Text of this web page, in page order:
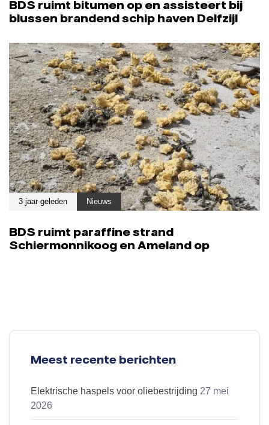
BDS ruimt bitumen op en assisteert bij
blussen brandend schip haven Delfzijl
3 jaar geleden Nieuws
BDS ruimt paraffine strand
Schiermonnikoog en Ameland op
Meest recente berichten
Elektrische haspels voor oliebestrijding 27 mei
2026